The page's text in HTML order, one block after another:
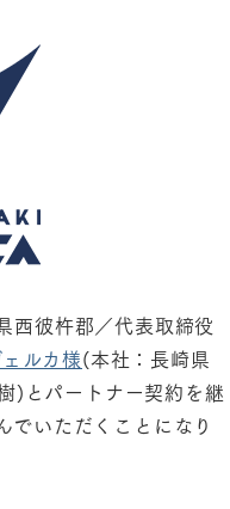
西彼杵郡／代表取締役
ルカ様(本社：⻑崎県
)とパートナー契約を継
いただくことになり